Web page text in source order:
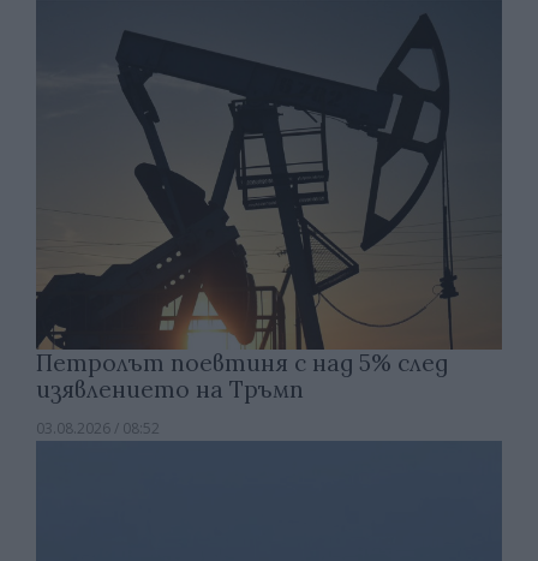
Петролът поевтиня с над 5% след
изявлението на Тръмп
03.08.2026 / 08:52